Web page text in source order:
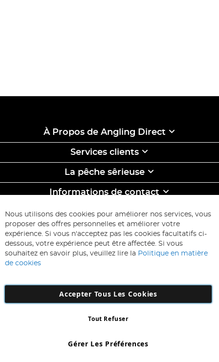
À Propos de Angling Direct
Services clients
La pêche sêrieuse
Informations de contact
ABONNEZ-VOUS & ECONOMISEZ
Inscription
à
d’information
:
Inscription
Number: 863029607
Nous utilisons des cookies pour améliorer nos services, vous
proposer des offres personnelles et améliorer votre
expérience. Si vous n'acceptez pas les cookies facultatifs ci-
dessous, votre expérience peut être affectée. Si vous
souhaitez en savoir plus, veuillez lire la Politique en matière
de cookies
Accepter Tous Les Cookies
Gérer Les Préférences
Tout Refuser